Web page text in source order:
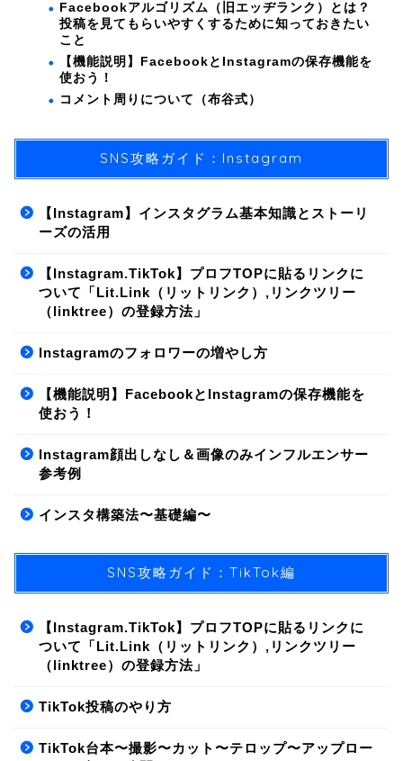
Facebookアルゴリズム（旧エッヂランク）とは？
投稿を見てもらいやすくするために知っておきたい
こと
【機能説明】FacebookとInstagramの保存機能を
使おう！
コメント周りについて（布谷式）
SNS攻略ガイド：Instagram
【Instagram】インスタグラム基本知識とストーリ
ーズの活用
【Instagram.TikTok】プロフTOPに貼るリンクに
ついて「Lit.Link（リットリンク）,リンクツリー
（linktree）の登録方法」
Instagramのフォロワーの増やし方
【機能説明】FacebookとInstagramの保存機能を
使おう！
Instagram顔出しなし＆画像のみインフルエンサー
参考例
インスタ構築法〜基礎編〜
SNS攻略ガイド：TikTok編
【Instagram.TikTok】プロフTOPに貼るリンクに
ついて「Lit.Link（リットリンク）,リンクツリー
（linktree）の登録方法」
TikTok投稿のやり方
TikTok台本〜撮影〜カット〜テロップ〜アップロー
02.ライティング